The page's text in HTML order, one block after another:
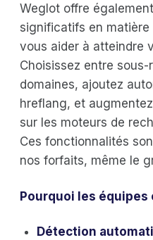
Weglot offre
significatifs en matière
vous aider à atteindre
Choisissez entre
domaines, ajoutez
hreflang, et
sur les moteurs de
Ces fonctionnalités
nos forfaits, même le
Pourquoi les
Détection